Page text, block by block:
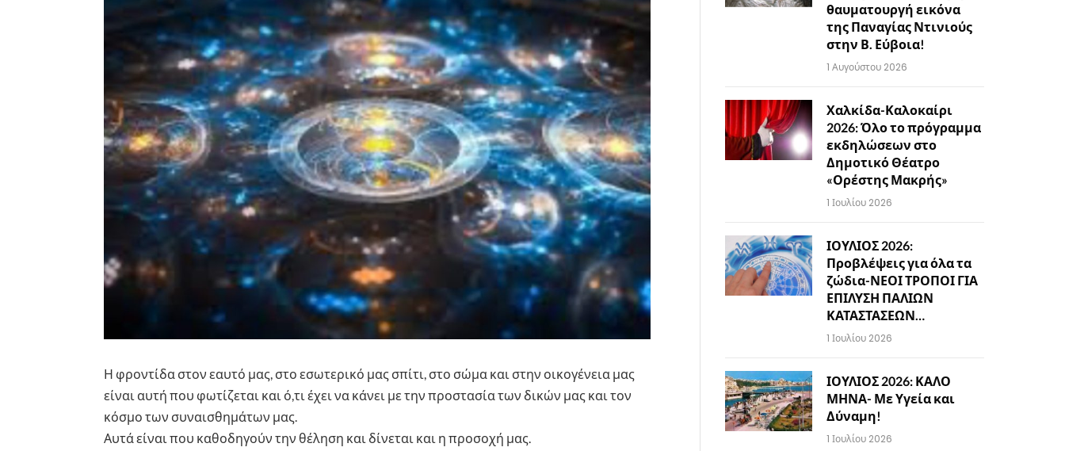
Η φροντίδα στον εαυτό μας, στο εσωτερικό μας σπίτι, στο σώμα και στην οικογένεια μας
είναι αυτή που φωτίζεται και ό,τι έχει να κάνει με την προστασία των δικών μας και τον
κόσμο των συναισθημάτων μας.
Αυτά είναι που καθοδηγούν την θέληση και δίνεται και η προσοχή μας.
θαυματουργή εικόνα
της Παναγίας Ντινιούς
στην Β. Εύβοια!
1 Αυγούστου 2026
Χαλκίδα-Καλοκαίρι
2026: Όλο το πρόγραμμα
εκδηλώσεων στο
Δημοτικό Θέατρο
«Ορέστης Μακρής»
1 Ιουλίου 2026
ΙΟΥΛΙΟΣ 2026:
Προβλέψεις για όλα τα
ζώδια-ΝΕΟΙ ΤΡΟΠΟΙ ΓΙΑ
ΕΠΙΛΥΣΗ ΠΑΛΙΩΝ
ΚΑΤΑΣΤΑΣΕΩΝ…
1 Ιουλίου 2026
ΙΟΥΛΙΟΣ 2026: ΚΑΛΟ
ΜΗΝΑ- Με Υγεία και
Δύναμη!
1 Ιουλίου 2026